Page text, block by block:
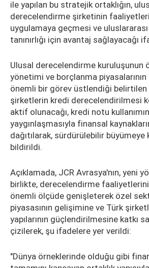
ile yapılan bu stratejik ortaklığın,
derecelendirme şirketinin
uygulamaya geçmesi ve
tanınırlığı için avantaj sağlayacağı
Ulusal derecelendirme kuruluşunun
yönetimi ve borçlanma piyasalarının
önemli bir görev üstlendiği belirtilen
şirketlerin kredi derecelendirilmesi
aktif olunacağı, kredi notu
yaygınlaşmasıyla finansal
dağıtılarak, sürdürülebilir büyümeye
bildirildi.
Açıklamada, JCR Avrasya'nın, yeni
birlikte, derecelendirme
önemli ölçüde genişleterek özel
piyasasının gelişimine ve Türk
yapılarının güçlendirilmesine katkı
çizilerek, şu ifadelere yer verildi:
"Dünya örneklerinde olduğu gibi